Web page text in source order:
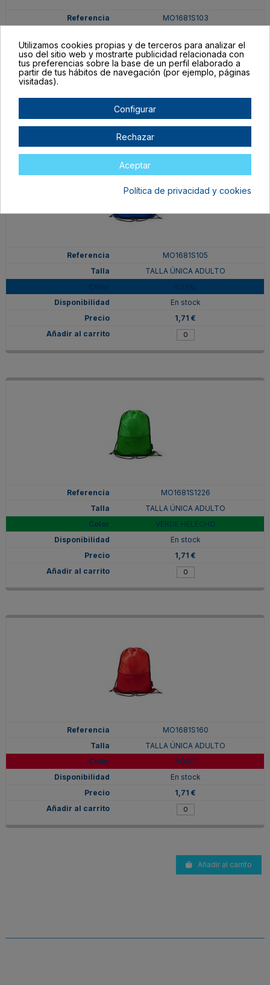
MO1681S103
AMARILLO
En stock
1,71 €
MO1681S105
TALLA ÚNICA ADULTO
En stock
1,71 €
MO1681S1226
TALLA ÚNICA ADULTO
VERDE HELECHO
En stock
1,71 €
MO1681S160
TALLA ÚNICA ADULTO
ROJO
En stock
1,71 €
Añadir al carrito
Utilizamos cookies propias y de terceros para analizar el
uso del sitio web y mostrarte publicidad relacionada con
tus preferencias sobre la base de un perfil elaborado a
partir de tus hábitos de navegación (por ejemplo, páginas
visitadas).
Configurar
Rechazar
Aceptar
Política de privacidad y cookies